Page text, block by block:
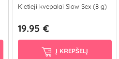
Kietieji kvepalai Slow Sex (8 g)
19.95 €
Į KREPŠELĮ